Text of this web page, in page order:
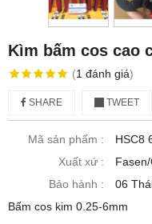
Kìm bấm cos cao
(1 đánh giá)
SHARE TWEET
Mã sản phẩm :
HSC8
Xuất xứ :
Bảo hành :
06
Bấm cos kim 0.25-6mm